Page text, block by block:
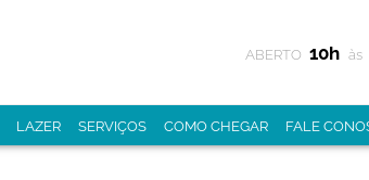
ABERTO 10h às
LAZER SERVIÇOS COMO CHEGAR FALE